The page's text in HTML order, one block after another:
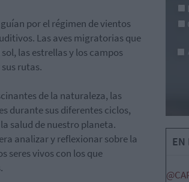
por el régimen de vientos
Las aves migratorias que
las estrellas y los campos
rutas.
de la naturaleza, las
durante sus diferentes ciclos,
salud de nuestro planeta.
analizar y reflexionar sobre la
seres vivos con los que
EN